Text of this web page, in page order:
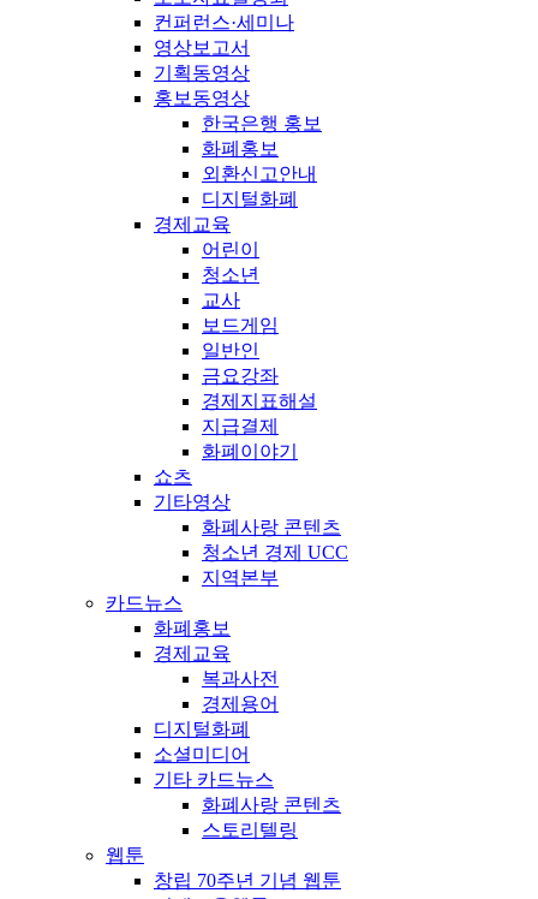
컨퍼런스·세미나
영상보고서
기획동영상
홍보동영상
한국은행 홍보
화폐홍보
외환신고안내
디지털화폐
경제교육
어린이
청소년
교사
보드게임
일반인
금요강좌
경제지표해설
지급결제
화폐이야기
쇼츠
기타영상
화폐사랑 콘텐츠
청소년 경제 UCC
지역본부
카드뉴스
화폐홍보
경제교육
복과사전
경제용어
디지털화폐
소셜미디어
기타 카드뉴스
화폐사랑 콘텐츠
스토리텔링
웹툰
창립 70주년 기념 웹툰